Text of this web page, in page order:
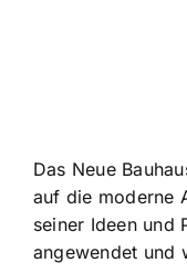
Das Neue
auf die moderne
seiner Ideen und
angewendet und